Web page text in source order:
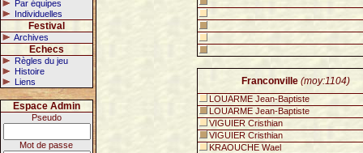
Par équipes
Individuelles
Festival
Archives
Echecs
Règles du jeu
Histoire
Liens
Espace Admin
Pseudo
Mot de passe
Franconville (moy:1104)
LOUARME Jean-Baptiste
LOUARME Jean-Baptiste
VIGUIER Cristhian
VIGUIER Cristhian
KRAOUCHE Wael